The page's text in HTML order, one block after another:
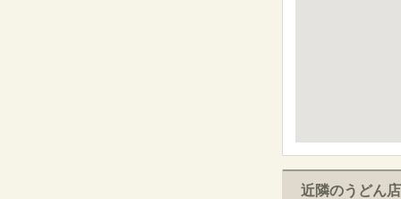
近隣のうどん店